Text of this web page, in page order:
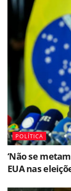
POLÍTICA
‘Não se
EUA nas